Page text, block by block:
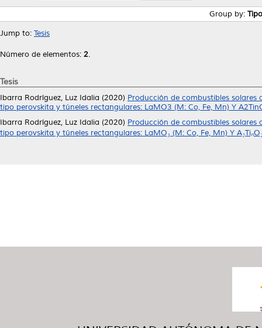
Group by:
Jump to: Tesis
Número de elementos: 2.
Tesis
Ibarra Rodríguez, Luz Idalia (2020) Producción de combustibles
tipo perovskita y túneles rectangulares: LaMO3 (M: Co, Fe, Mn) Y
Ibarra Rodríguez, Luz Idalia (2020) Producción de combustibles solares
tipo perovskita y túneles rectangulares: LaMO₃ (M: Co, Fe, Mn) Y